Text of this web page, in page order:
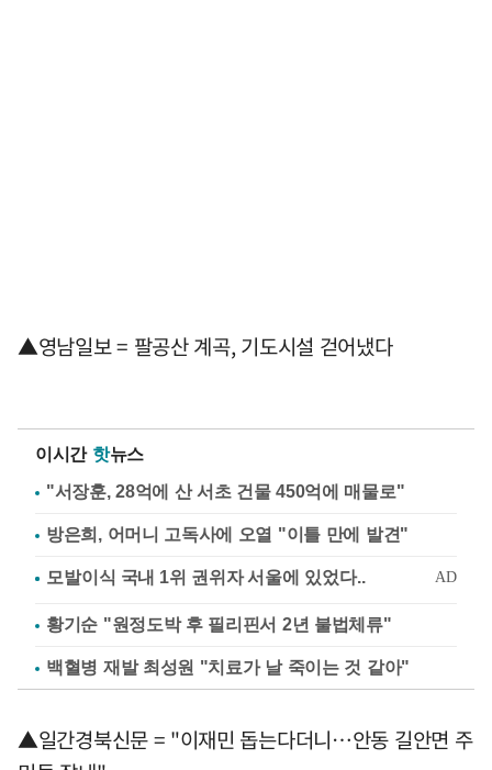
▲영남일보 = 팔공산 계곡, 기도시설 걷어냈다
이시간 핫뉴스
"서장훈, 28억에 산 서초 건물 450억에 매물로"
방은희, 어머니 고독사에 오열 "이틀 만에 발견"
황기순 "원정도박 후 필리핀서 2년 불법체류"
백혈병 재발 최성원 "치료가 날 죽이는 것 같아"
▲일간경북신문 = "이재민 돕는다더니…안동 길안면 주